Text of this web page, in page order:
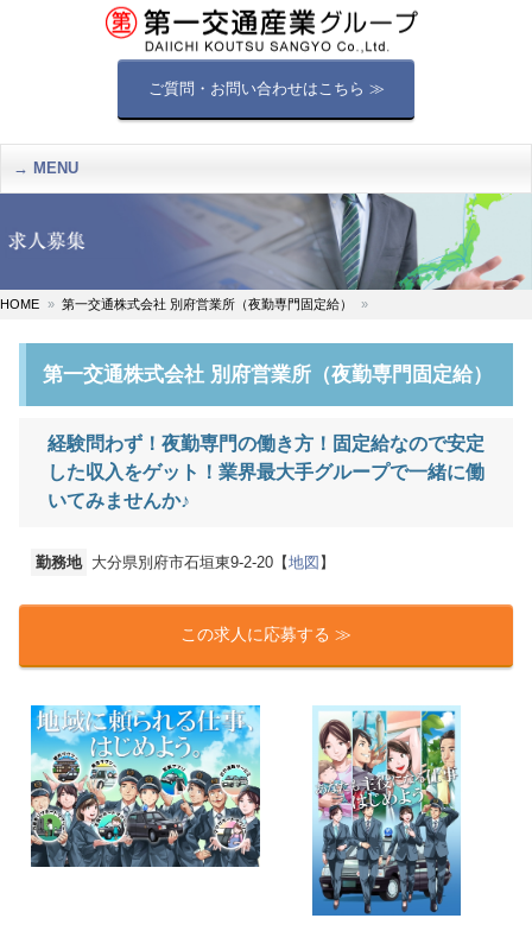
ご質問・お問い合わせはこちら ≫
MENU
HOME 第一交通株式会社 別府営業所（夜勤専門固定給）
第一交通株式会社 別府営業所（夜勤専門固定給）
経験問わず！夜勤専門の働き方！固定給なので安定
した収入をゲット！業界最大手グループで一緒に働
いてみませんか♪
勤務地 大分県別府市石垣東9-2-20【地図】
この求人に応募する ≫